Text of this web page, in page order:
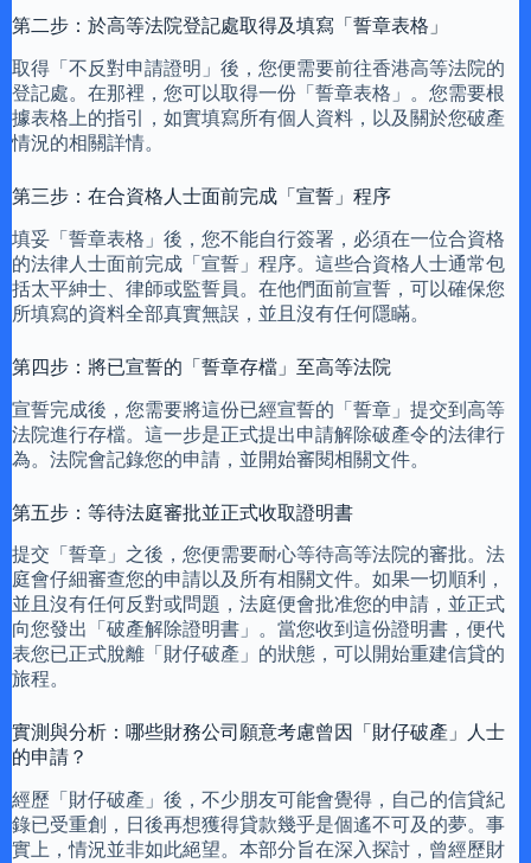
第二步：於高等法院登記處取得及填寫「誓章表格」
取得「不反對申請證明」後，您便需要前往香港高等法院的
登記處。在那裡，您可以取得一份「誓章表格」。您需要根
據表格上的指引，如實填寫所有個人資料，以及關於您破產
情況的相關詳情。
第三步：在合資格人士面前完成「宣誓」程序
填妥「誓章表格」後，您不能自行簽署，必須在一位合資格
的法律人士面前完成「宣誓」程序。這些合資格人士通常包
括太平紳士、律師或監誓員。在他們面前宣誓，可以確保您
所填寫的資料全部真實無誤，並且沒有任何隱瞞。
第四步：將已宣誓的「誓章存檔」至高等法院
宣誓完成後，您需要將這份已經宣誓的「誓章」提交到高等
法院進行存檔。這一步是正式提出申請解除破產令的法律行
為。法院會記錄您的申請，並開始審閱相關文件。
第五步：等待法庭審批並正式收取證明書
提交「誓章」之後，您便需要耐心等待高等法院的審批。法
庭會仔細審查您的申請以及所有相關文件。如果一切順利，
並且沒有任何反對或問題，法庭便會批准您的申請，並正式
向您發出「破產解除證明書」。當您收到這份證明書，便代
表您已正式脫離「財仔破產」的狀態，可以開始重建信貸的
旅程。
實測與分析：哪些財務公司願意考慮曾因「財仔破產」人士
的申請？
經歷「財仔破產」後，不少朋友可能會覺得，自己的信貸紀
錄已受重創，日後再想獲得貸款幾乎是個遙不可及的夢。事
實上，情況並非如此絕望。本部分旨在深入探討，曾經歷財